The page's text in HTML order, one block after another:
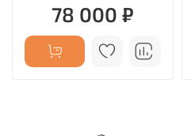
78 000 ₽